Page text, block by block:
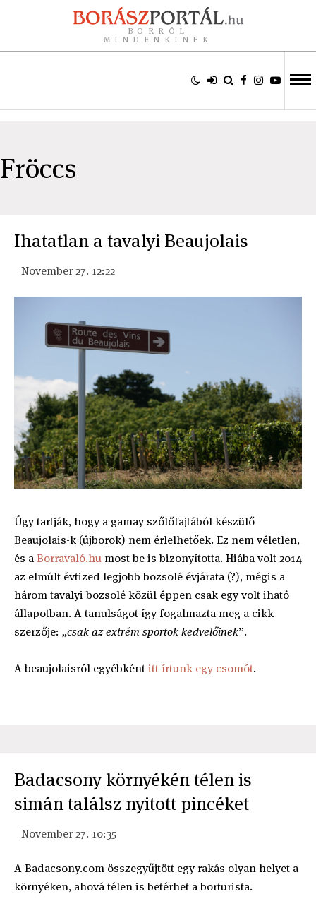
BORRÓL
MINDENKINEK
Fröccs
Ihatatlan a tavalyi Beaujolais
November 27. 12:22
Úgy tartják, hogy a gamay szőlőfajtából készülő
Beaujolais-k (újborok) nem érlelhetőek. Ez nem véletlen,
és aBorravaló.hu most be is bizonyította. Hiába volt 2014
az elmúlt évtized legjobb bozsolé évjárata (?), mégis a
három tavalyi bozsolé közül éppen csak egy volt iható
állapotban. A tanulságot így fogalmazta meg a cikk
szerzője: „csak az extrém sportok kedvelőinek”.
A beaujolaisról egyébkéntitt írtunk egy csomót.
Badacsony környékén télen is
simán találsz nyitott pincéket
November 27. 10:35
A Badacsony.com összegyűjtött egy rakás olyan helyet a
környéken, ahová télen is betérhet a borturista.